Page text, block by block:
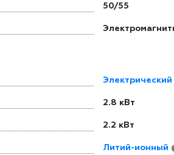
50/55
Электрический
2.8 кВт
2.2 кВт
Литий-ионный